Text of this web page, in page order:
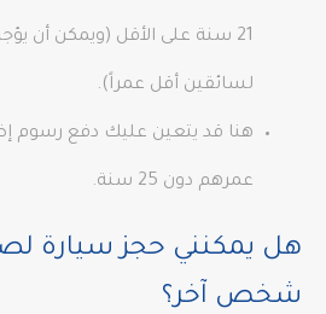
21 سنة على الأقل (ويمكن أن
لسائقين أقل عمراً).
هنا قد يتعين عليك دفع رسوم
عمرهم دون 25 سنة.
هل يمكنني حجز سيارة
شخص آخر؟